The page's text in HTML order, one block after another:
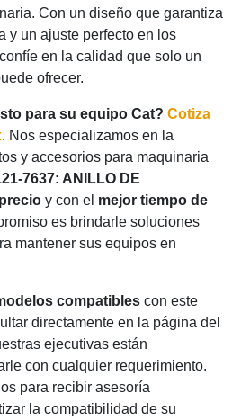
Con un diseño que garantiza
y un ajuste perfecto en los
en la calidad que solo un
ofrecer.
para su equipo Cat? Cotiza
. Nos especializamos en la
y accesorios para maquinaria
7637: ANILLO DE
y con el mejor tiempo de
es brindarle soluciones
mantener sus equipos en
compatibles con este
directamente en la página del
ejecutivas están
con cualquier requerimiento.
para recibir asesoría
la compatibilidad de su